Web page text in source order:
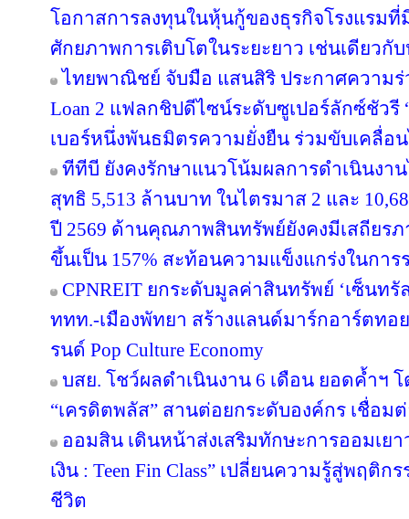
โอกาสการลงทุนในหุ้นกู้ของธุรกิจโรงแรม
ศักยภาพการเติบโตในระยะยาว เช่นเดียวกั
ไทยพาณิชย์ จับมือ แสนสิริ ประกาศความร่
Loan 2 แฟลกชิปดีไซน์ระดับซูเปอร์ลักซ์ชัว
เบอร์หนึ่งพันธมิตรความยั่งยืน ร่วมขับเคลื่อ
ทีทีบี ยังคงรักษาแนวโน้มผลการดำเนินงา
สุทธิ 5,513 ล้านบาท ในไตรมาส 2 และ
ปี 2569 ด้านคุณภาพสินทรัพย์ยังคงมีเสถียรภ
ขึ้นเป็น 157% สะท้อนความแข็งแกร่งในการ
CPNREIT ยกระดับมูลค่าสินทรัพย์ ‘เซ็นทรั
ททท.-เมืองพัทยา สร้างแลนด์มาร์กอาร์ตทอ
รนด์ Pop Culture Economy
บสย. โชว์ผลดำเนินงาน 6 เดือน ยอดค้ำฯ
“เครดิตพลัส” สานต่อยกระดับองค์กร เชื่อมต่
ออมสิน เดินหน้าส่งเสริมทักษะการออมเยา
เงิน : Teen Fin Class” เปลี่ยนความรู้สู่พฤติ
ชีวิต